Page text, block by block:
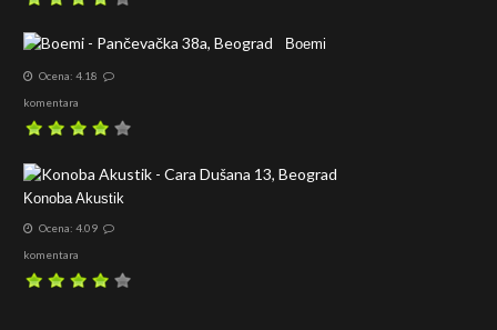
Boemi
Ocena: 4.18
komentara
Konoba Akustik
Ocena: 4.09
komentara